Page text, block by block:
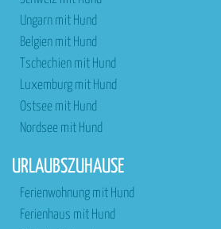
Ungarn mit Hund
Belgien mit Hund
Tschechien mit Hund
Luxemburg mit Hund
Ostsee mit Hund
Nordsee mit Hund
URLAUBSZUHAUSE
Ferienwohnung mit Hund
Ferienhaus mit Hund